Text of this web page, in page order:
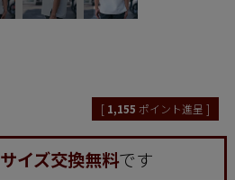
[ 1,155 ポイント進呈 ]
サイズ交換無料です